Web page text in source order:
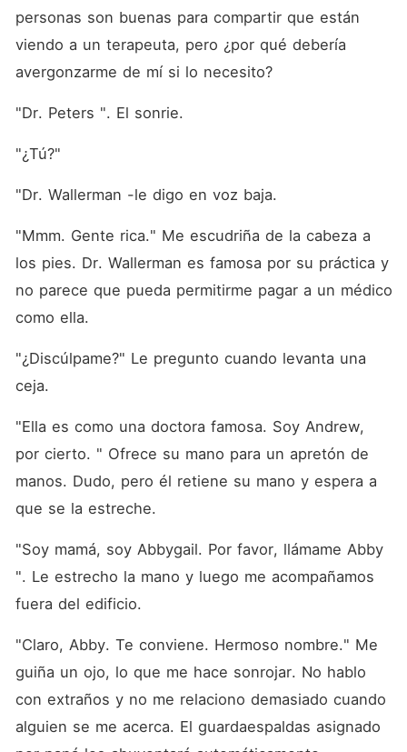
personas son buenas para compartir que están
viendo a un terapeuta, pero ¿por qué debería
avergonzarme de mí si lo necesito?
"Dr. Peters ". El sonrie.
"¿Tú?"
"Dr. Wallerman -le digo en voz baja.
"Mmm. Gente rica." Me escudriña de la cabeza a
los pies. Dr. Wallerman es famosa por su práctica y
no parece que pueda permitirme pagar a un médico
como ella.
"¿Discúlpame?" Le pregunto cuando levanta una
ceja.
"Ella es como una doctora famosa. Soy Andrew,
por cierto. " Ofrece su mano para un apretón de
manos. Dudo, pero él retiene su mano y espera a
que se la estreche.
"Soy mamá, soy Abbygail. Por favor, llámame Abby
". Le estrecho la mano y luego me acompañamos
fuera del edificio.
"Claro, Abby. Te conviene. Hermoso nombre." Me
guiña un ojo, lo que me hace sonrojar. No hablo
con extraños y no me relaciono demasiado cuando
alguien se me acerca. El guardaespaldas asignado